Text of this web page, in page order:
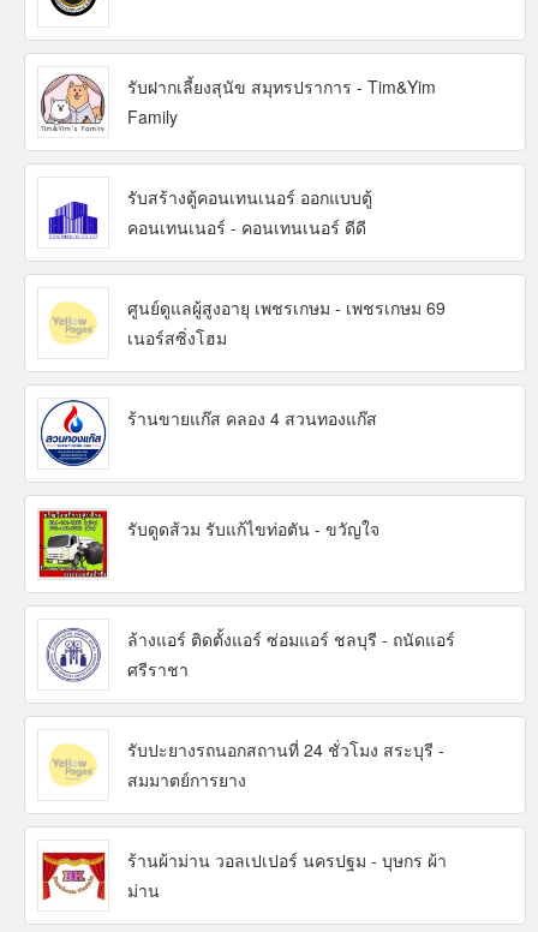
รับฝากเลี้ยงสุนัข สมุทรปราการ - Tim&Yim
Family
รับสร้างตู้คอนเทนเนอร์ ออกแบบตู้
คอนเทนเนอร์ - คอนเทนเนอร์ ดีดี
ศูนย์ดูแลผู้สูงอายุ เพชรเกษม - เพชรเกษม 69
เนอร์สซิ่งโฮม
ร้านขายแก๊ส คลอง 4 สวนทองแก๊ส
รับดูดส้วม รับแก้ไขท่อตัน - ขวัญใจ
ล้างแอร์ ติดตั้งแอร์ ซ่อมแอร์ ชลบุรี - ถนัดแอร์
ศรีราชา
รับปะยางรถนอกสถานที่ 24 ชั่วโมง สระบุรี -
สมมาตย์การยาง
ร้านผ้าม่าน วอลเปเปอร์ นครปฐม - บุษกร ผ้า
ม่าน